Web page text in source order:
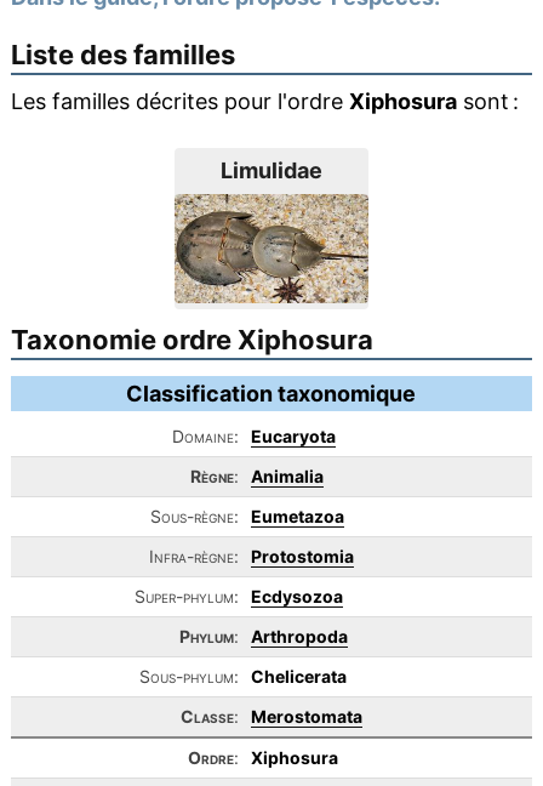
Liste des familles
Les familles décrites pour l'ordre Xiphosurasont :
Limulidae
Taxonomie ordre Xiphosura
Classification taxonomique
Domaine:
Eucaryota
Règne:
Animalia
Sous-règne:
Eumetazoa
Infra-règne:
Protostomia
Super-phylum:
Ecdysozoa
Phylum:
Arthropoda
Sous-phylum:
Chelicerata
Classe:
Merostomata
Ordre:
Xiphosura